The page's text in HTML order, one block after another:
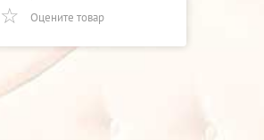
Оцените товар